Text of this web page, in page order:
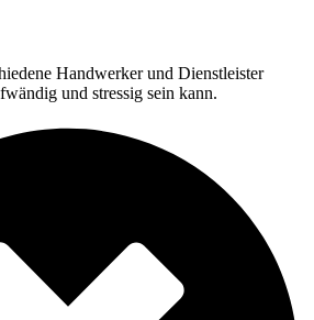
Handwerker und Dienstleister
und stressig sein kann.